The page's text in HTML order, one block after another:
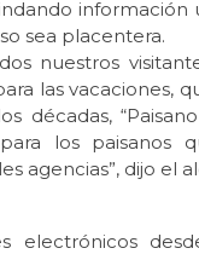
sea placentera.
nuestros
las vacaciones,
décadas,
los paisanos
agencias”, dijo el
electrónicos